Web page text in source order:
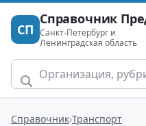
СП
Справочник
Санкт-Петербург и
Ленинградская область
Справочник Транспорт